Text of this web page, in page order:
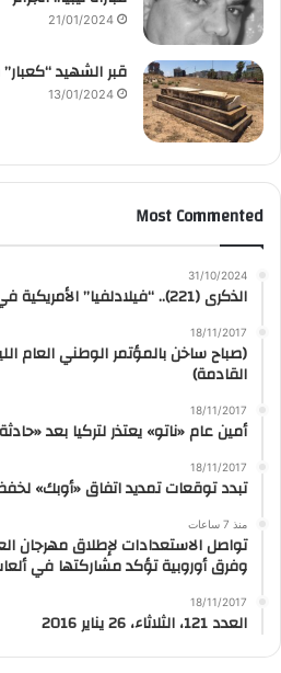
21/01/2024
قبر الشهيد
13/01/2024
Most Commented
31/10/2024
الذكرى (221).. “فيلادلفيا” الأمريكية في أسر البحارة الطرابلسيين
18/11/2017
(صباح ساخن بالمؤتمر الوطني العام
القادمة)
18/11/2017
أمين عام «ناتو» يعتذر لتركيا بعد
18/11/2017
تبدد توقعات تمديد اتفاق «أوبك» لخفض
منذ 7 ساعات
تواصل الاستعدادات لإطلاق مهرجان
وفرق أوروبية تؤكد مشاركتها في
18/11/2017
العدد 121، الثلاثاء، 26 يناير 2016